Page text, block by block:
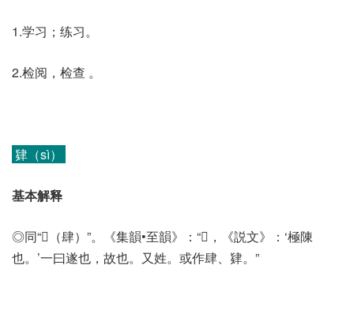
1.学习；练习。
2.检阅，检查 。
肄（sì）
基本解释
◎同“𨽸（肆）”。《集韻•至韻》：“𨽸，《説文》：‘極陳
也。’一曰遂也，故也。又姓。或作肆、肄。”